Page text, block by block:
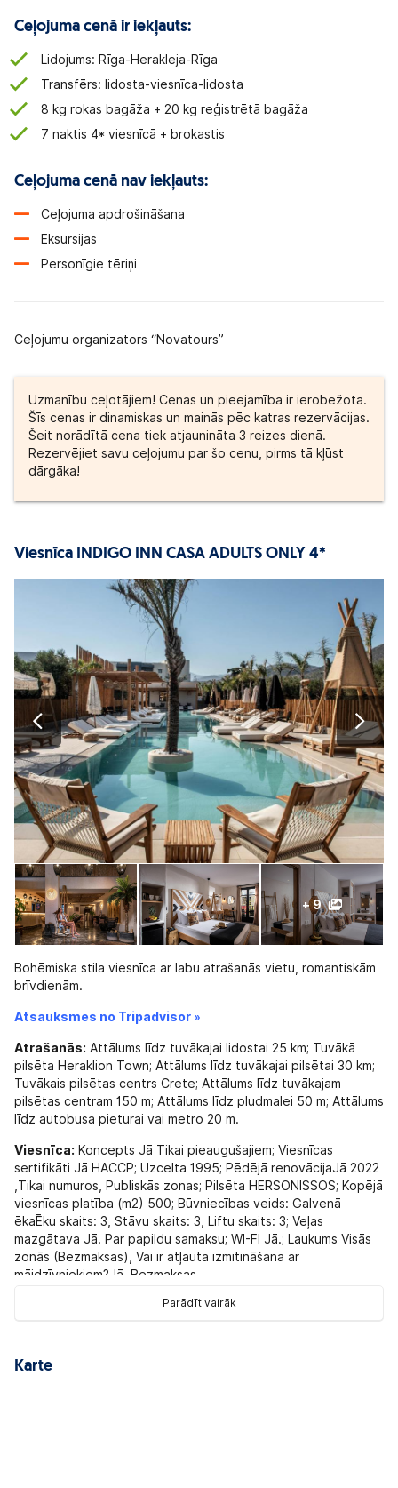
Ceļojuma cenā ir iekļauts:
Lidojums: Rīga-Herakleja-Rīga
Transfērs: lidosta-viesnīca-lidosta
8 kg rokas bagāža + 20 kg reģistrētā bagāža
7 naktis 4* viesnīcā + brokastis
Ceļojuma cenā nav iekļauts:
Ceļojuma apdrošināšana
Eksursijas
Personīgie tēriņi
Ceļojumu organizators “Novatours”
Uzmanību ceļotājiem! Cenas un pieejamība ir ierobežota.
Šīs cenas ir dinamiskas un mainās pēc katras rezervācijas.
Šeit norādītā cena tiek atjaunināta 3 reizes dienā.
Rezervējiet savu ceļojumu par šo cenu, pirms tā kļūst
dārgāka!
Viesnīca INDIGO INN CASA ADULTS ONLY 4*
+ 9
Bohēmiska stila viesnīca ar labu atrašanās vietu, romantiskām
brīvdienām.
Atsauksmes no Tripadvisor »
Atrašanās: Attālums līdz tuvākajai lidostai 25 km; Tuvākā
pilsēta Heraklion Town; Attālums līdz tuvākajai pilsētai 30 km;
Tuvākais pilsētas centrs Crete; Attālums līdz tuvākajam
pilsētas centram 150 m; Attālums līdz pludmalei 50 m; Attālums
līdz autobusa pieturai vai metro 20 m.
Viesnīca: Koncepts Jā Tikai pieaugušajiem; Viesnīcas
sertifikāti Jā HACCP; Uzcelta 1995; Pēdējā renovācijaJā 2022
,Tikai numuros, Publiskās zonas; Pilsēta HERSONISSOS; Kopējā
viesnīcas platība (m2) 500; Būvniecības veids: Galvenā
ēkaĒku skaits: 3, Stāvu skaits: 3, Liftu skaits: 3; Veļas
mazgātava Jā. Par papildu samaksu; WI-FI Jā.; Laukums Visās
zonās (Bezmaksas), Vai ir atļauta izmitināšana ar
mājdzīvniekiem?Jā. Bezmaksas
Bezmaksas svari, Trenažieri
Satelīta televīzija Jā; Satelīta televīzijas kanāli Vācu, Angļu,
Parādīt vairāk
Karte